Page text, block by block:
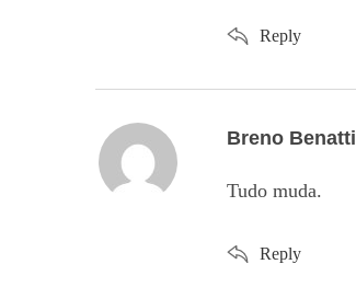
:
Reply
s
y
:
Breno Benatti
Tudo muda.
Reply